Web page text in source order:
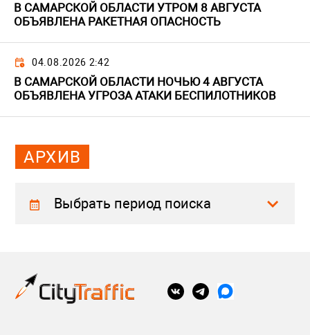
В САМАРСКОЙ ОБЛАСТИ УТРОМ 8 АВГУСТА
ОБЪЯВЛЕНА РАКЕТНАЯ ОПАСНОСТЬ
04.08.2026 2:42
В САМАРСКОЙ ОБЛАСТИ НОЧЬЮ 4 АВГУСТА
ОБЪЯВЛЕНА УГРОЗА АТАКИ БЕСПИЛОТНИКОВ
АРХИВ
Выбрать период поиска